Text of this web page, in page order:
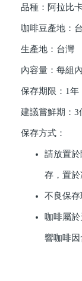
品種：阿拉比
咖啡豆產地：
生產地：台灣
內容量：每組
保存期限：1年
建議嘗鮮期：3
保存方式：
請放置
存，置於
不良保存
咖啡屬
響咖啡因